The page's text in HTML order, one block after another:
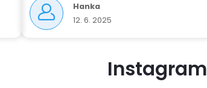
Hanka
12. 6. 2025
Instagram